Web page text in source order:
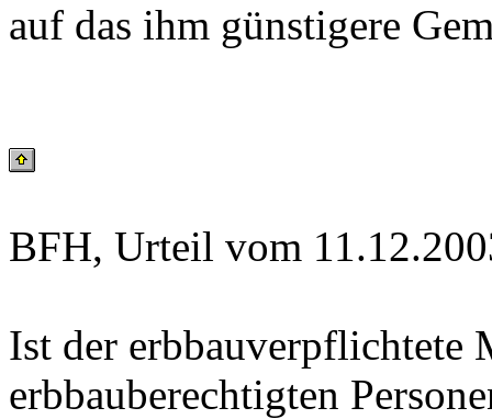
auf das ihm günstigere
BFH, Urteil vom
Ist der erbbauverpflichtete
erbbauberechtigten